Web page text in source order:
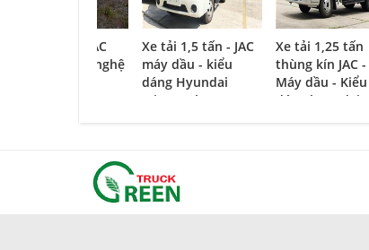
Xe tải thùng JAC
2,45 tấn công nghệ
Xe tải 1,5 tấn - JAC
máy dầu - kiểu
dáng Hyundai
(Viettruck)
Xe tải 1,25 tấn
thùng kín JAC -
Máy dầu - Kiểu
dáng hyundai